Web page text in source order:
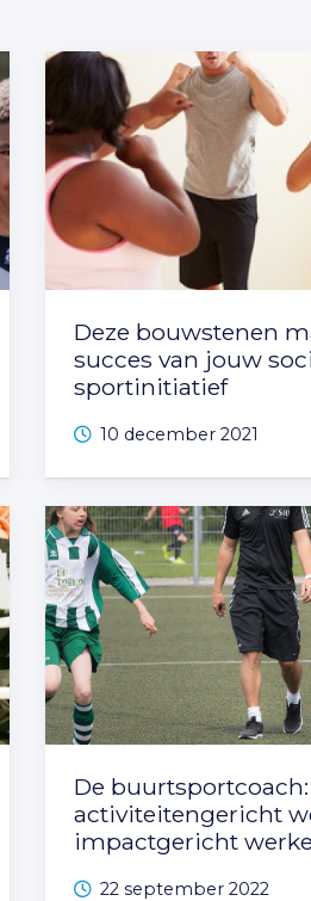
Deze bouwstenen
succes van jouw
sportinitiatief
10 december 2021
De buurtsportcoach:
activiteitengericht
impactgericht
22 september 2022